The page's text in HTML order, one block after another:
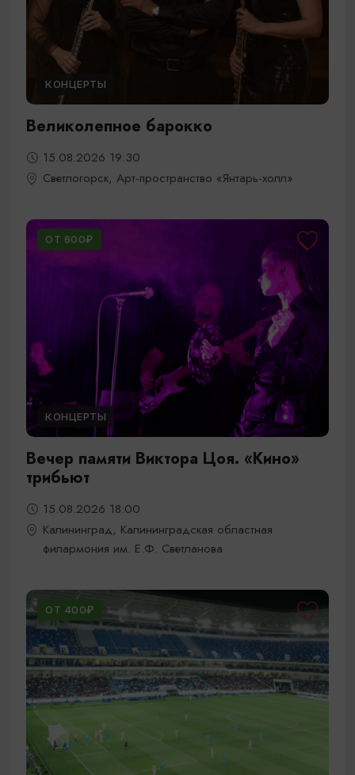
КОНЦЕРТЫ
Великолепное барокко
15.08.2026 19:30
Светлогорск, Арт-пространство «Янтарь-холл»
ОТ 600₽
КОНЦЕРТЫ
Вечер памяти Виктора Цоя. «Кино»
трибьют
15.08.2026 18:00
Калининград, Калининградская областная
филармония им. Е.Ф. Светланова
ОТ 400₽